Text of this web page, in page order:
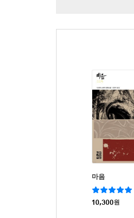
마음
10,300원